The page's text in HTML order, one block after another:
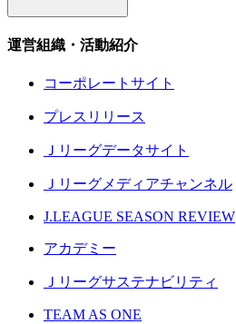
運営組織・活動紹介
コーポレートサイト
プレスリリース
Ｊリーグデータサイト
Ｊリーグメディアチャンネル
J.LEAGUE SEASON REVIEW
アカデミー
Ｊリーグサステナビリティ
TEAM AS ONE